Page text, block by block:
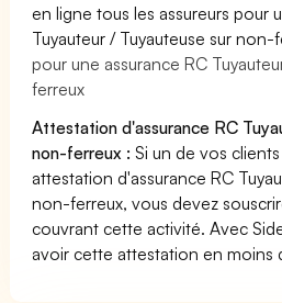
en ligne tous les assureurs pour
Tuyauteur / Tuyauteuse sur
pour une assurance RC
ferreux
Attestation d'assurance RC
non-ferreux : Si un de vos
attestation d'assurance RC
non-ferreux, vous devez
couvrant cette activité. Avec
avoir cette attestation en moins